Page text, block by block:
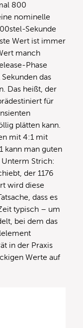
800
nominelle
Sekunde
Wert ist immer
manch
Phase
das
Das heißt, der
für
plätten kann.
mit 4:1 mit
kann man guten
Strich:
der 1176
wird diese
dass es
typisch – um
bei dem das
in der Praxis
Werte auf